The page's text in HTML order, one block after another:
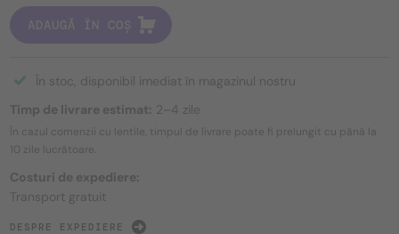
ADAUGĂ ÎN COȘ
În stoc, disponibil imediat în magazinul nostru
Timp de livrare estimat: 2–4 zile
În cazul comenzii cu lentile, timpul de livrare poate fi prelungit cu până la
10 zile lucrătoare.
Costuri de expediere:
Transport gratuit
DESPRE EXPEDIERE